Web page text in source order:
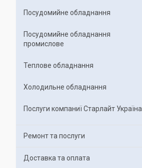
Посудомийне обладнання
Посудомийне обладнання
промислове
Теплове обладнання
Холодильне обладнання
Послуги компаниї Старлайт Україна
Ремонт та послуги
Доставка та оплата